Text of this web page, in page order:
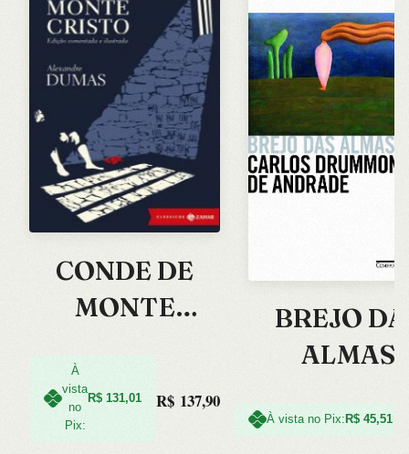
CONDE DE
MONTE
À
vista
no
Pix:
R$ 131,01 R$ 137,90
BREJO
ALMAS
À vista no Pix: R$45,51